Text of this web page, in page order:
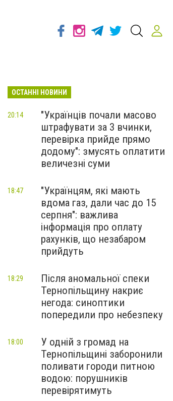
ОСТАННІ НОВИНИ
"Українців почали масово
штрафувати за 3 вчинки,
перевірка прийде прямо
додому": змусять оплатити
величезні суми
20:14
"Українцям, які мають
вдома газ, дали час до 15
серпня": важлива
інформація про оплату
рахунків, що незабаром
прийдуть
18:47
Після аномальної спеки
Тернопільщину накриє
негода: синоптики
попередили про небезпеку
18:29
У одній з громад на
Тернопільщині заборонили
поливати городи питною
водою: порушників
перевірятимуть
18:00